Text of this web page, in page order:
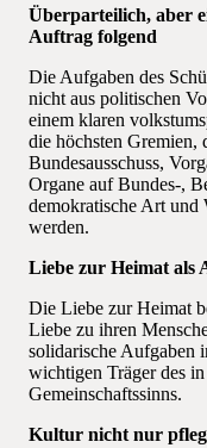
Überparteilich, aber
Auftrag folgend
Die Aufgaben des
nicht aus politischen
einem klaren
die höchsten Gremien,
Bundesausschuss,
Organe auf Bundes-,
demokratische Art und
werden.
Liebe zur Heimat als
Die Liebe zur Heimat
Liebe zu ihren
solidarische Aufgaben
wichtigen Träger des
Gemeinschaftssinns.
Kultur nicht nur